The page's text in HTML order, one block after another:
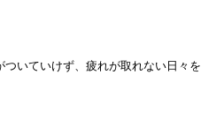
いていけず、疲れが取れない日々を